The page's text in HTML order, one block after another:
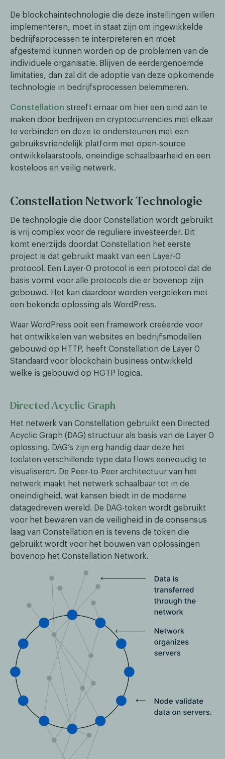
De blockchaintechnologie die deze instellingen willen
implementeren, moet in staat zijn om ingewikkelde
bedrijfsprocessen te interpreteren en moet
afgestemd kunnen worden op de problemen van de
individuele organisatie. Blijven de eerdergenoemde
limitaties, dan zal dit de adoptie van deze opkomende
technologie in bedrijfsprocessen belemmeren.
Constellation streeft ernaar om hier een eind aan te
maken door bedrijven en cryptocurrencies met elkaar
te verbinden en deze te ondersteunen met een
gebruiksvriendelijk platform met open-source
ontwikkelaarstools, oneindige schaalbaarheid en een
kosteloos en veilig netwerk.
Constellation Network Technologie
De technologie die door Constellation wordt gebruikt
is vrij complex voor de reguliere investeerder. Dit
komt enerzijds doordat Constellation het eerste
project is dat gebruikt maakt van een Layer-0
protocol. Een Layer-0 protocol is een protocol dat de
basis vormt voor alle protocols die er bovenop zijn
gebouwd. Het kan daardoor worden vergeleken met
een bekende oplossing als WordPress.
Waar WordPress ooit een framework creëerde voor
het ontwikkelen van websites en bedrijfsmodellen
gebouwd op HTTP, heeft Constellation de Layer 0
Standaard voor blockchain business ontwikkeld
welke is gebouwd op HGTP logica.
Directed Acyclic Graph
Het netwerk van Constellation gebruikt een Directed
Acyclic Graph (DAG) structuur als basis van de Layer 0
oplossing. DAG’s zijn erg handig daar deze het
toelaten verschillende type data flows eenvoudig te
visualiseren. De Peer-to-Peer architectuur van het
netwerk maakt het netwerk schaalbaar tot in de
oneindigheid, wat kansen biedt in de moderne
datagedreven wereld. De DAG-token wordt gebruikt
voor het bewaren van de veiligheid in de consensus
laag van Constellation en is tevens de token die
gebruikt wordt voor het bouwen van oplossingen
bovenop het Constellation Network.